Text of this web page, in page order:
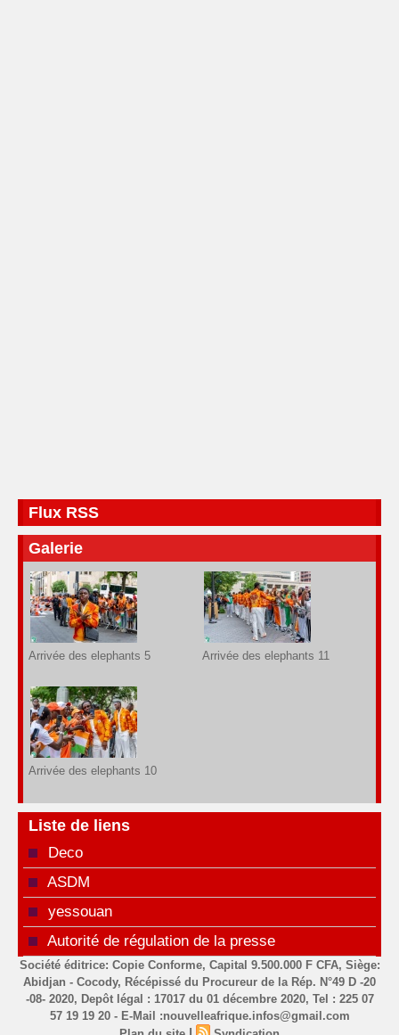
Flux RSS
Galerie
Arrivée des elephants 5 Arrivée des elephants 11
Arrivée des elephants 10
Liste de liens
Deco
ASDM
yessouan
Autorité de régulation de la presse
Société éditrice: Copie Conforme, Capital 9.500.000 F CFA, Siège:
Abidjan - Cocody, Récépissé du Procureur de la Rép. N°49 D -20
-08- 2020, Depôt légal : 17017 du 01 décembre 2020, Tel : 225 07
57 19 19 20 - E-Mail :nouvelleafrique.infos@gmail.com